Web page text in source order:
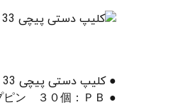
● کلیپ دستی پیچی 33 عدد
● ハンディクリップピン ３０個：ＰＢ